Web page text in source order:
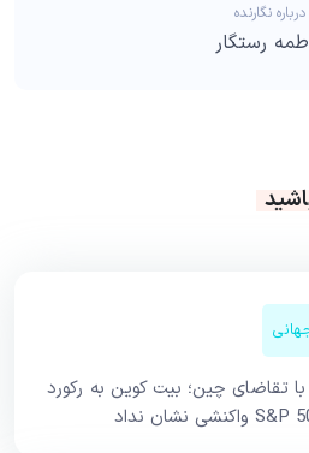
درباره نگارنده
رستگار
تقاضای چین؛ بیت کوین به رکورد